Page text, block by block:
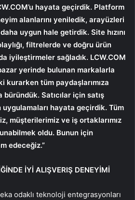
hayata geçirdik. Platform
alanlarını yeniledik, arayüzleri
uygun hale getirdik. Site hızını
filtrelerde ve doğru ürün
iyileştirmeler sağladık. LCW.COM
yerinde bulunan markalarla
kurarken tüm paydaşlarımıza
büründük. Satıcılar için satış
hayata geçirdik. Tüm
müşterilerimiz ve iş ortaklarımız
oldu. Bunun için
edeceğiz.”
İYİ ALIŞVERIŞ DENEYİMİ
odaklı teknoloji entegrasyonları